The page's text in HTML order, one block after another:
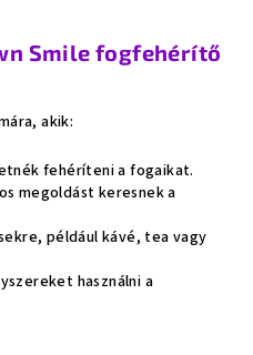
Smile fogfehérítő
akik:
fehéríteni a fogaikat.
megoldást keresnek a
például kávé, tea vagy
használni a